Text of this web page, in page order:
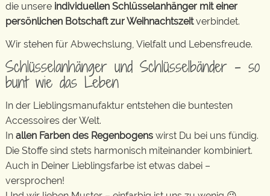
die unsere individuellen Schlüsselanhänger mit einer
persönlichen Botschaft zur Weihnachtszeitverbindet.
Wir stehen für Abwechslung, Vielfalt und Lebensfreude.
Schlüsselanhänger und Schlüsselbänder – so
bunt wie das Leben
In der Lieblingsmanufaktur entstehen die buntesten
Accessoires der Welt.
In allen Farben des Regenbogens wirst Du bei uns fündig.
Die Stoffe sind stets harmonisch miteinander kombiniert.
Auch in Deiner Lieblingsfarbe ist etwas dabei –
versprochen!